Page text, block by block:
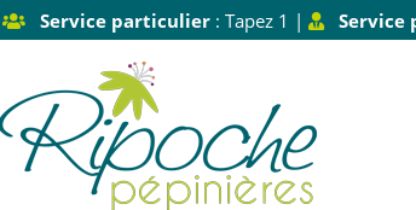
Service particulier: Tapez 1 | Service